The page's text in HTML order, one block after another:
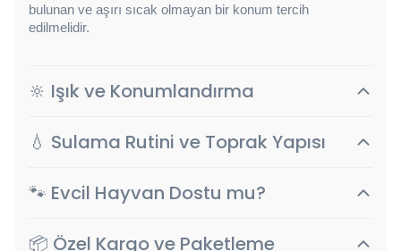
bulunan ve aşırı sıcak olmayan bir konum tercih
edilmelidir.
🔆 Işık ve Konumlandırma
💧 Sulama Rutini ve Toprak Yapısı
🐾 Evcil Hayvan Dostu mu?
📦 Özel Kargo ve Paketleme